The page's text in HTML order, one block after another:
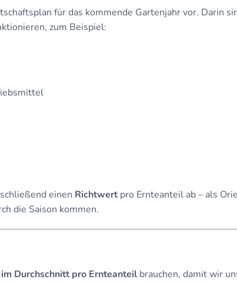
für das kommende Gartenjahr vor. Darin
zum Beispiel:
einen Richtwert pro Ernteanteil ab – als
die Saison kommen.
im Durchschnitt pro Ernteanteil brauchen, damit wir